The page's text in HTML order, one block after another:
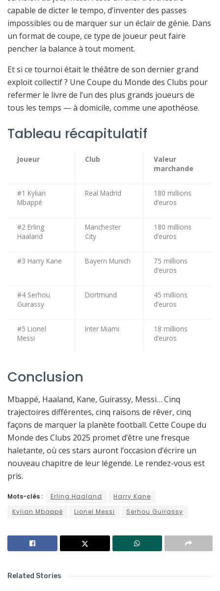
capable de dicter le tempo, d’inventer des passes
impossibles ou de marquer sur un éclair de génie. Dans
un format de coupe, ce type de joueur peut faire
pencher la balance à tout moment.
Et si ce tournoi était le théâtre de son dernier grand
exploit collectif ? Une Coupe du Monde des Clubs pour
refermer le livre de l’un des plus grands joueurs de
tous les temps — à domicile, comme une apothéose.
Tableau récapitulatif
Joueur Club
Valeur
marchande
#1 Kylian
Mbappé
Real Madrid
180 millions
d’euros
#2 Erling
Haaland
Manchester
City
180 millions
d’euros
#3 Harry Kane Bayern Munich
75 millions
d’euros
#4 Serhou
Guirassy
Dortmund
45 millions
d’euros
#5 Lionel
Messi
Inter Miami
18 millions
d’euros
Conclusion
Mbappé, Haaland, Kane, Guirassy, Messi… Cinq
trajectoires différentes, cinq raisons de rêver, cinq
façons de marquer la planète football. Cette Coupe du
Monde des Clubs 2025 promet d’être une fresque
haletante, où ces stars auront l’occasion d’écrire un
nouveau chapitre de leur légende. Le rendez-vous est
pris.
Mots-clés : Erling Haaland
Harry Kane
Kylian Mbappé
Lionel Messi Serhou Guirassy
Related Stories